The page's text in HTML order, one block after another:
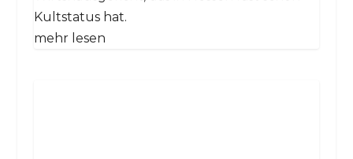
Kultstatus hat.
mehr lesen